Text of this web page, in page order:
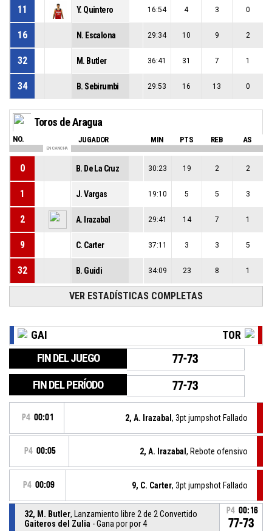
11 Y. Quintero 16:54 4 3 0
16 N. Escalona 29:34 10 9 2
32 M. Butler 36:41 31 7 1
34 B. Sebirumbi 29:53 16 13 0
Toros de Aragua
NO. JUGADOR MIN PTS REB AS
EN CANCHA
0 B. De La Cruz 30:23 19 2 2
1 J. Vargas 19:10 5 5 3
2 A. Irazabal 29:41 14 7 1
9 C. Carter 37:11 3 3 5
32 B. Guidi 34:09 23 8 1
VER ESTADÍSTICAS COMPLETAS
GAI TOR
FIN DEL JUEGO 77-73
FIN DEL PERÍODO 77-73
P4 00:01 2, A. Irazabal, 3pt jumpshot Fallado
P4 00:05 2, A. Irazabal , Rebote ofensivo
P4 00:09 9, C. Carter, 3pt jumpshot Fallado
32, M. Butler, Lanzamiento libre 2 de 2 Convertido
Gaiteros del Zulia - Gana por por 4
P4 00:16
77-73